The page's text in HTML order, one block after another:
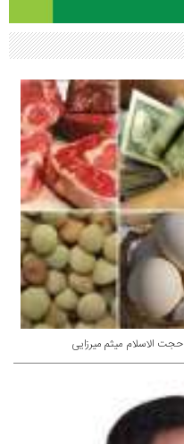
حجت الاسلام میثم میرزایی